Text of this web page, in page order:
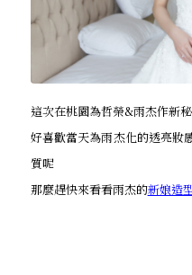
這次在桃園為哲榮&雨杰作新
好喜歡當天為雨杰化的透亮妝
質呢
那麼趕快來看看雨杰的新娘造